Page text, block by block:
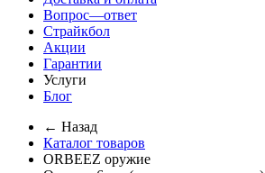
Вопрос—ответ
Страйкбол
Акции
Гарантии
Услуги
Блог
← Назад
Каталог товаров
ORBEEZ оружие